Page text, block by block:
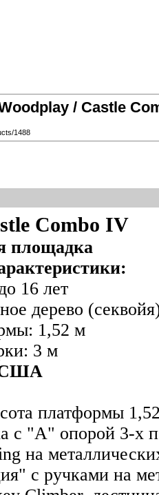
/ Castle
1488
Combo IV
площадка
16 лет
дерево
1,52 м
3 м
платформы
с "А" опорой 3-х
на
с ручками на